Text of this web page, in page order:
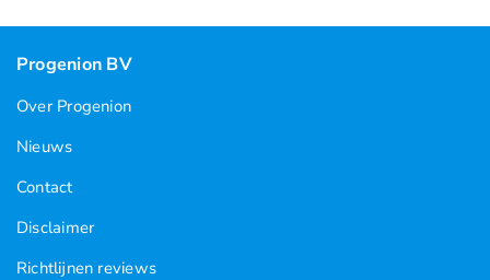
Progenion BV
Over Progenion
Nieuws
Contact
Disclaimer
Richtlijnen reviews